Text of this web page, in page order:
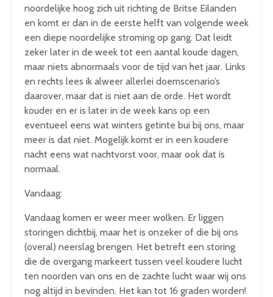
noordelijke hoog zich uit richting de Britse Eilanden
en komt er dan in de eerste helft van volgende week
een diepe noordelijke stroming op gang. Dat leidt
zeker later in de week tot een aantal koude dagen,
maar niets abnormaals voor de tijd van het jaar. Links
en rechts lees ik alweer allerlei doemscenario’s
daarover, maar dat is niet aan de orde. Het wordt
kouder en er is later in de week kans op een
eventueel eens wat winters getinte bui bij ons, maar
meer is dat niet. Mogelijk komt er in een koudere
nacht eens wat nachtvorst voor, maar ook dat is
normaal.
Vandaag:
Vandaag komen er weer meer wolken. Er liggen
storingen dichtbij, maar het is onzeker of die bij ons
(overal) neerslag brengen. Het betreft een storing
die de overgang markeert tussen veel koudere lucht
ten noorden van ons en de zachte lucht waar wij ons
nog altijd in bevinden. Het kan tot 16 graden worden!